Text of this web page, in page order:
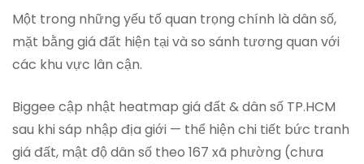
Một trong những yếu tố quan trọng chính là dân số,
mặt bằng giá đất hiện tại và so sánh tương quan với
các khu vực lân cận.
Biggee cập nhật heatmap giá đất & dân số TP.HCM
sau khi sáp nhập địa giới — thể hiện chi tiết bức tranh
giá đất, mật độ dân số theo 167 xã phường (chưa